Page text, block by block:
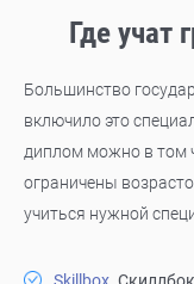
Где учат
Большинство
включило это
диплом можно в том
ограничены
учиться нужной